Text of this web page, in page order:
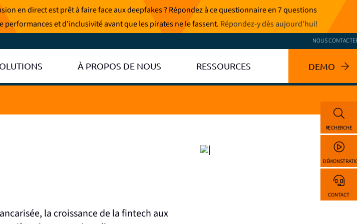
en direct est prêt à faire face aux deepfakes ? Répondez à ce questionnaire en 7 questions
et d'inclusivité avant que les pirates ne le fassent. Répondez-y dès aujourd'hui!
NOUS
À PROPOS DE NOUS RESSOURCES DEMO
la croissance de la fintech aux
RECHERCHE
CONTACT